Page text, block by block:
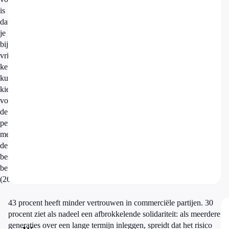
is
dat
je
bij
vrije
keuze
kunt
kiezen
voor
de
pensioenuitvoerder
met
de
beste
beleggingsresultaten
(26%).
43 procent heeft minder vertrouwen in commerciële partijen. 30
procent ziet als nadeel een afbrokkelende solidariteit: als meerdere
generaties over een lange termijn inleggen, spreidt dat het risico